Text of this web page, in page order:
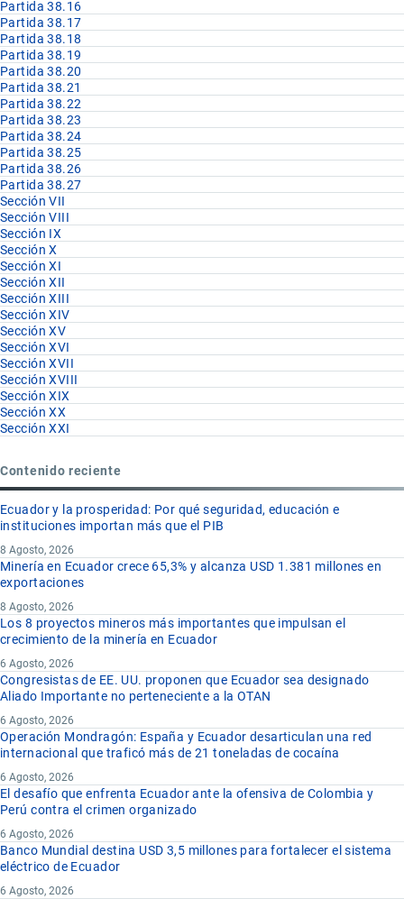
Partida 38.16
Partida 38.17
Partida 38.18
Partida 38.19
Partida 38.20
Partida 38.21
Partida 38.22
Partida 38.23
Partida 38.24
Partida 38.25
Partida 38.26
Partida 38.27
Sección VII
Sección VIII
Sección IX
Sección X
Sección XI
Sección XII
Sección XIII
Sección XIV
Sección XV
Sección XVI
Sección XVII
Sección XVIII
Sección XIX
Sección XX
Sección XXI
Contenido reciente
Ecuador y la prosperidad: Por qué seguridad, educación e
instituciones importan más que el PIB
8 Agosto, 2026
Minería en Ecuador crece 65,3% y alcanza USD 1.381 millones en
exportaciones
8 Agosto, 2026
Los 8 proyectos mineros más importantes que impulsan el
crecimiento de la minería en Ecuador
6 Agosto, 2026
Congresistas de EE. UU. proponen que Ecuador sea designado
Aliado Importante no perteneciente a la OTAN
6 Agosto, 2026
Operación Mondragón: España y Ecuador desarticulan una red
internacional que traficó más de 21 toneladas de cocaína
6 Agosto, 2026
El desafío que enfrenta Ecuador ante la ofensiva de Colombia y
Perú contra el crimen organizado
6 Agosto, 2026
Banco Mundial destina USD 3,5 millones para fortalecer el sistema
eléctrico de Ecuador
6 Agosto, 2026